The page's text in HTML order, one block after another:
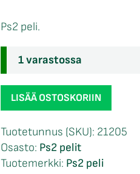
Ps2 peli.
1 varastossa
Retro
Ps2
LISÄÄ OSTOSKORIIN
Tuotetunnus (SKU): 21205
Osasto: Ps2 pelit
Tuotemerkki: Ps2 peli